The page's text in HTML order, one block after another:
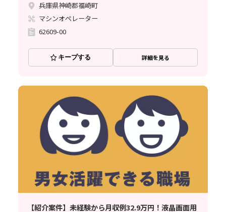
兵庫県神崎郡福崎町
マシンオペレーター
62609-00
キープする 詳細を見る
【紹介案件】未経験から月収例32.9万円！液晶画面用